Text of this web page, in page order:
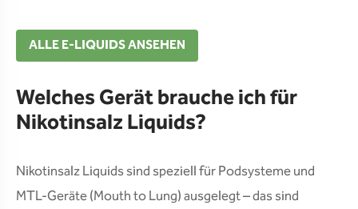
ALLE E-LIQUIDS ANSEHEN
Welches Gerät brauche ich für
Nikotinsalz Liquids?
Nikotinsalz Liquids sind speziell für Podsysteme und
MTL-Geräte (Mouth to Lung) ausgelegt – das sind